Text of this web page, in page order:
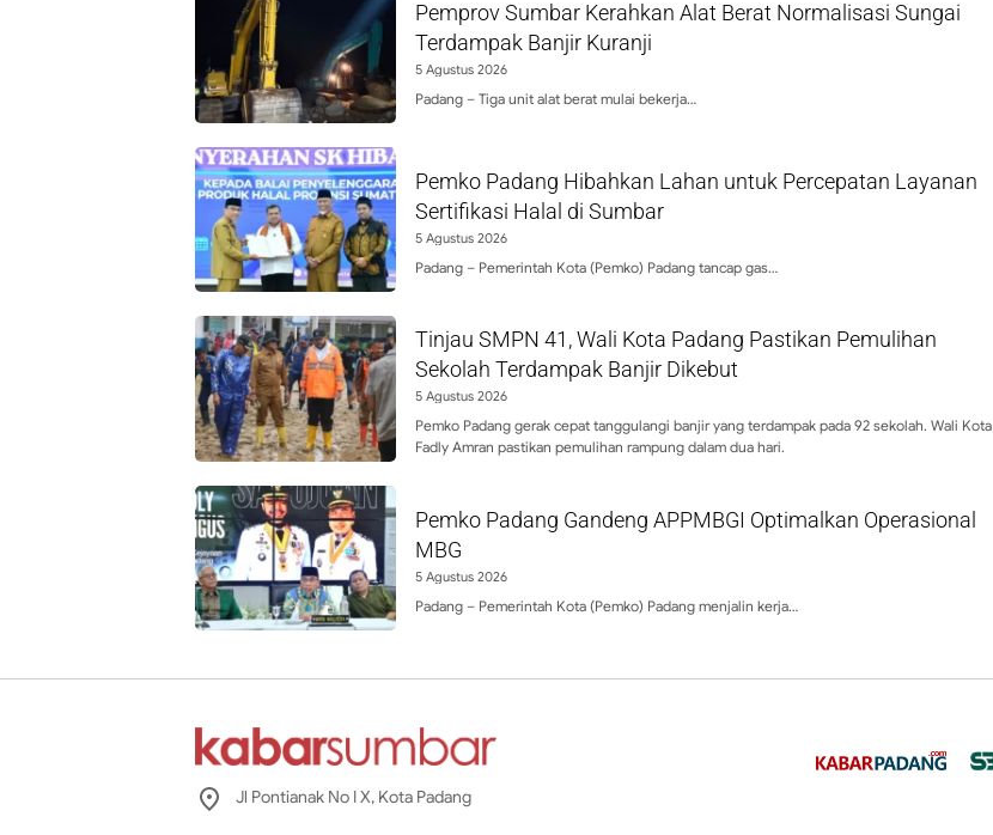
Pemprov Sumbar Kerahkan Alat Berat Normalisasi Sungai
Terdampak Banjir Kuranji
5 Agustus 2026
Padang – Tiga unit alat berat mulai bekerja…
Pemko Padang Hibahkan Lahan untuk Percepatan Layanan
Sertifikasi Halal di Sumbar
5 Agustus 2026
Padang – Pemerintah Kota (Pemko) Padang tancap gas…
Tinjau SMPN 41, Wali Kota Padang Pastikan Pemulihan
Sekolah Terdampak Banjir Dikebut
5 Agustus 2026
Pemko Padang gerak cepat tanggulangi banjir yang terdampak pada 92 sekolah. Wali Kota
Fadly Amran pastikan pemulihan rampung dalam dua hari.
Pemko Padang Gandeng APPMBGI Optimalkan Operasional
MBG
5 Agustus 2026
Padang – Pemerintah Kota (Pemko) Padang menjalin kerja…
Jl Pontianak No I X, Kota Padang